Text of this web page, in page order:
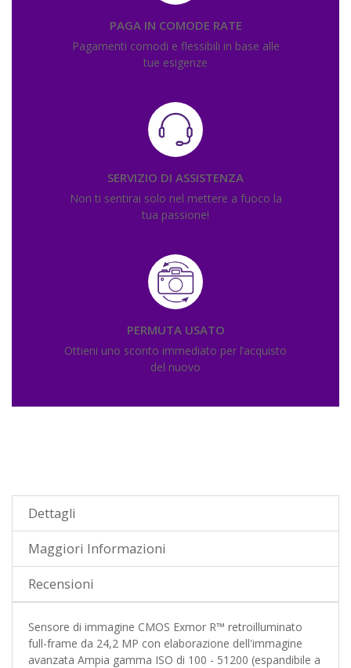
PAGA IN COMODE RATE
Pagamenti comodi e flessibili in base alle
tue esigenze
SERVIZIO DI ASSISTENZA
Non ti sentirai solo nel mettere a fuoco la
tua passione!
PERMUTA USATO
Ottieni uno sconto immediato per l’acquisto
del nuovo
Dettagli
Maggiori Informazioni
Recensioni
Sensore di immagine CMOS Exmor R™ retroilluminato
full-frame da 24,2 MP con elaborazione dell'immagine
avanzata Ampia gamma ISO di 100 - 51200 (espandibile a